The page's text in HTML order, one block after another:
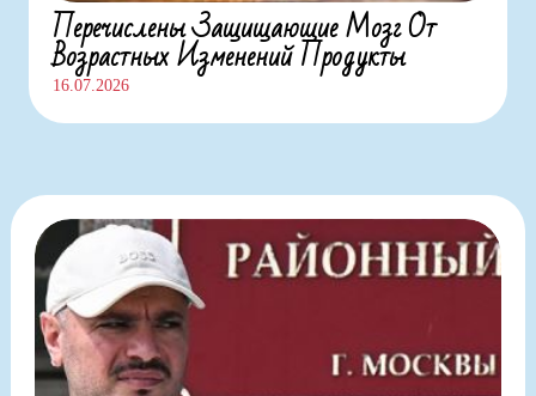
Перечислены Защищающие Мозг От
Возрастных Изменений Продукты
16.07.2026